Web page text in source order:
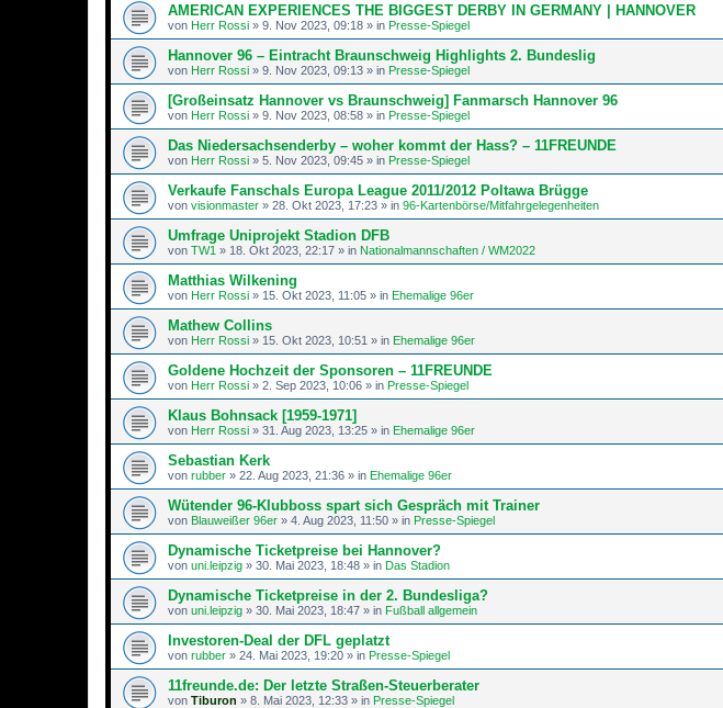
AMERICAN EXPERIENCES THE BIGGEST DERBY IN GERMANY | HANNOVER
von Herr Rossi » 9. Nov 2023, 09:18 » in Presse-Spiegel
Hannover 96 – Eintracht Braunschweig Highlights 2. Bundeslig
von Herr Rossi » 9. Nov 2023, 09:13 » in Presse-Spiegel
[Großeinsatz Hannover vs Braunschweig] Fanmarsch Hannover 96
von Herr Rossi » 9. Nov 2023, 08:58 » in Presse-Spiegel
Das Niedersachsenderby – woher kommt der Hass? – 11FREUNDE
von Herr Rossi » 5. Nov 2023, 09:45 » in Presse-Spiegel
Verkaufe Fanschals Europa League 2011/2012 Poltawa Brügge
von visionmaster » 28. Okt 2023, 17:23 » in 96-Kartenbörse/Mitfahrgelegenheiten
Umfrage Uniprojekt Stadion DFB
von TW1 » 18. Okt 2023, 22:17 » in Nationalmannschaften / WM2022
Matthias Wilkening
von Herr Rossi » 15. Okt 2023, 11:05 » in Ehemalige 96er
Mathew Collins
von Herr Rossi » 15. Okt 2023, 10:51 » in Ehemalige 96er
Goldene Hochzeit der Sponsoren – 11FREUNDE
von Herr Rossi » 2. Sep 2023, 10:06 » in Presse-Spiegel
Klaus Bohnsack [1959-1971]
von Herr Rossi » 31. Aug 2023, 13:25 » in Ehemalige 96er
Sebastian Kerk
von rubber » 22. Aug 2023, 21:36 » in Ehemalige 96er
Wütender 96-Klubboss spart sich Gespräch mit Trainer
von Blauweißer 96er » 4. Aug 2023, 11:50 » in Presse-Spiegel
Dynamische Ticketpreise bei Hannover?
von uni.leipzig » 30. Mai 2023, 18:48 » in Das Stadion
Dynamische Ticketpreise in der 2. Bundesliga?
von uni.leipzig » 30. Mai 2023, 18:47 » in Fußball allgemein
Investoren-Deal der DFL geplatzt
von rubber » 24. Mai 2023, 19:20 » in Presse-Spiegel
11freunde.de: Der letzte Straßen-Steu­er­be­rater
von Tiburon » 8. Mai 2023, 12:33 » in Presse-Spiegel